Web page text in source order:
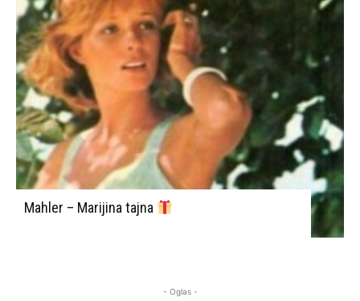
Mahler – Marijina tajna
- Oglas -